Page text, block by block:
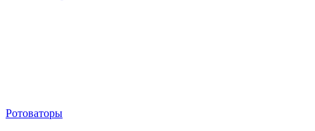
Ротоваторы